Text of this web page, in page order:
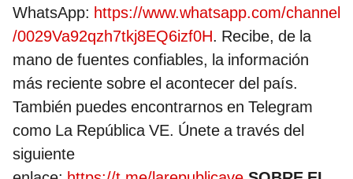
WhatsApp: https://www.whatsapp.com/channel
/0029Va92qzh7tkj8EQ6izf0H. Recibe, de la
mano de fuentes confiables, la información
más reciente sobre el acontecer del país.
También puedes encontrarnos en Telegram
como La República VE. Únete a través del
siguiente